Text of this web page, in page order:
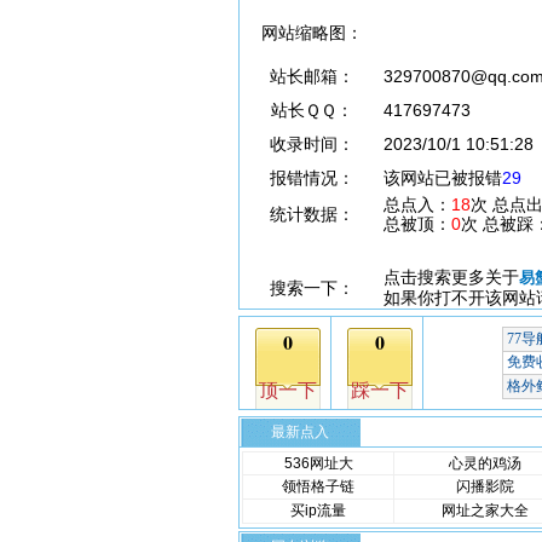
网站缩略图：
站长邮箱：
站长ＱＱ：
417697473
收录时间：
2023/10/1 10:51:28
报错情况：
该网站已被报错29
统计数据：
总点入： 18次 总点
总被顶： 0次 总被踩
搜索一下：
点击搜索更多关于易
如果你打不开该网站
最新点入
536网址大
心灵的鸡汤
领悟格子链
闪播影院
买ip流量
网址之家大全